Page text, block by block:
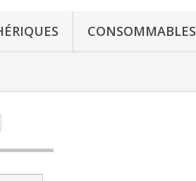
CONSOMMABLES